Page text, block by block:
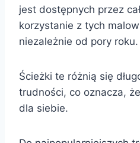
jest dostępnych przez
korzystanie z tych
niezależnie od pory roku.
Ścieżki te różnią się
trudności, co oznacza,
dla siebie.